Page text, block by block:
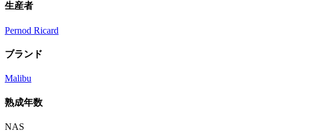
生産者
Pernod Ricard
ブランド
Malibu
熟成年数
NAS